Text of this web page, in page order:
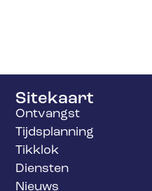
Sitekaart
Ontvangst
Tijdsplanning
Tikklok
Diensten
Nieuws